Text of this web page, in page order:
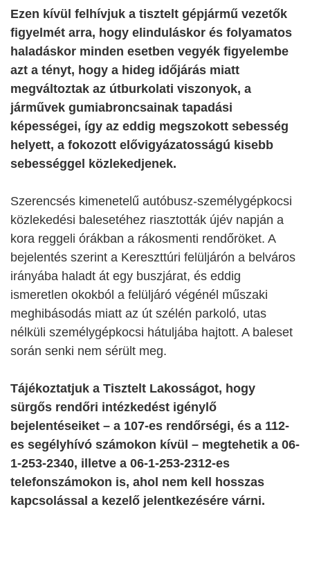
Ezen kívül felhívjuk a tisztelt gépjármű vezetők
figyelmét arra, hogy elinduláskor és folyamatos
haladáskor minden esetben vegyék figyelembe
azt a tényt, hogy a hideg időjárás miatt
megváltoztak az útburkolati viszonyok, a
járművek gumiabroncsainak tapadási
képességei, így az eddig megszokott sebesség
helyett, a fokozott elővigyázatosságú kisebb
sebességgel közlekedjenek.
Szerencsés kimenetelű autóbusz-személygépkocsi
közlekedési balesetéhez riasztották újév napján a
kora reggeli órákban a rákosmenti rendőröket. A
bejelentés szerint a Kereszttúri felüljárón a belváros
irányába haladt át egy buszjárat, és eddig
ismeretlen okokból a felüljáró végénél műszaki
meghibásodás miatt az út szélén parkoló, utas
nélküli személygépkocsi hátuljába hajtott. A baleset
során senki nem sérült meg.
Tájékoztatjuk a Tisztelt Lakosságot, hogy
sürgős rendőri intézkedést igénylő
bejelentéseiket – a 107-es rendőrségi, és a 112-
es segélyhívó számokon kívül – megtehetik a 06-
1-253-2340, illetve a 06-1-253-2312-es
telefonszámokon is, ahol nem kell hosszas
kapcsolással a kezelő jelentkezésére várni.